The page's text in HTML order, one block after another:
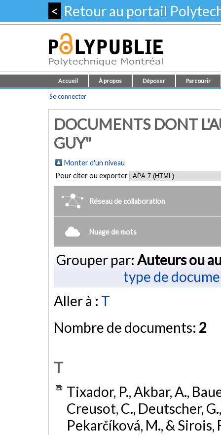
< Retour au portail
Accueil À propos Déposer Parcourir
Se connecter
DOCUMENTS DONT
GUY"
Monter d'un niveau
Pour citer ou exporter
Réseau de collaboration
Nuage de mots
Grouper par: Auteurs ou
type de
Aller à : T
Nombre de documents: 2
T
Tixador, P., Akbar, A.,
Creusot, C., Deutscher,
Pekarčíková, M., & Sirois,